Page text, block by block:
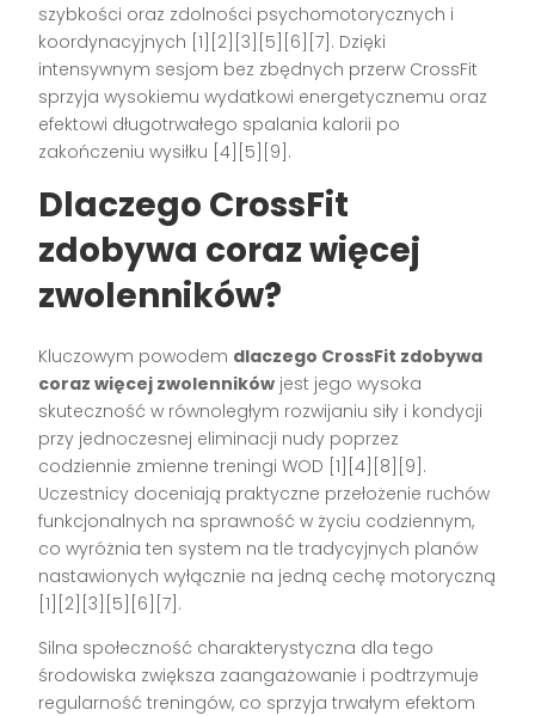
szybkości oraz zdolności psychomotorycznych i
koordynacyjnych [1][2][3][5][6][7]. Dzięki
intensywnym sesjom bez zbędnych przerw CrossFit
sprzyja wysokiemu wydatkowi energetycznemu oraz
efektowi długotrwałego spalania kalorii po
zakończeniu wysiłku [4][5][9].
Dlaczego CrossFit
zdobywa coraz więcej
zwolenników?
Kluczowym powodem dlaczego CrossFit zdobywa
coraz więcej zwolenników jest jego wysoka
skuteczność w równoległym rozwijaniu siły i kondycji
przy jednoczesnej eliminacji nudy poprzez
codziennie zmienne treningi WOD [1][4][8][9].
Uczestnicy doceniają praktyczne przełożenie ruchów
funkcjonalnych na sprawność w życiu codziennym,
co wyróżnia ten system na tle tradycyjnych planów
nastawionych wyłącznie na jedną cechę motoryczną
[1][2][3][5][6][7].
Silna społeczność charakterystyczna dla tego
środowiska zwiększa zaangażowanie i podtrzymuje
regularność treningów, co sprzyja trwałym efektom